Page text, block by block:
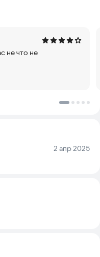
программ.
вы всегда имели
для MCPE.
нажмите ЗАГРУЗИТЬ,
скриншотами
для работы;
командой на
делитесь любимыми
вас равнодушными.
Дата:
2 апр 2025